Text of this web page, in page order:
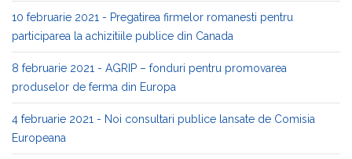
10 februarie 2021 - Pregatirea firmelor romanesti pentru
participarea la achizitiile publice din Canada
8 februarie 2021 - AGRIP – fonduri pentru promovarea
produselor de ferma din Europa
4 februarie 2021 - Noi consultari publice lansate de Comisia
Europeana